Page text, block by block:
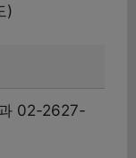
)
02-2627-